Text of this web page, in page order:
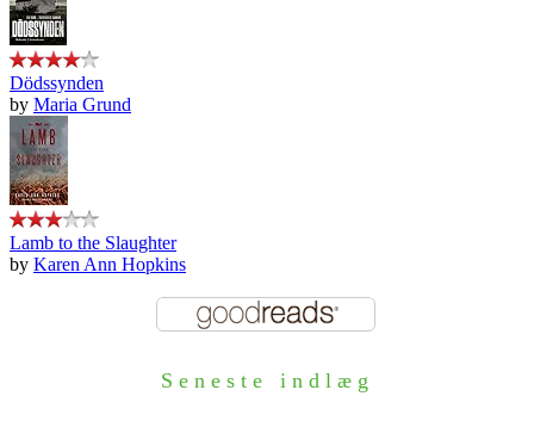
Dödssynden
by Maria Grund
Lamb to the Slaughter
by Karen Ann Hopkins
Seneste indlæg